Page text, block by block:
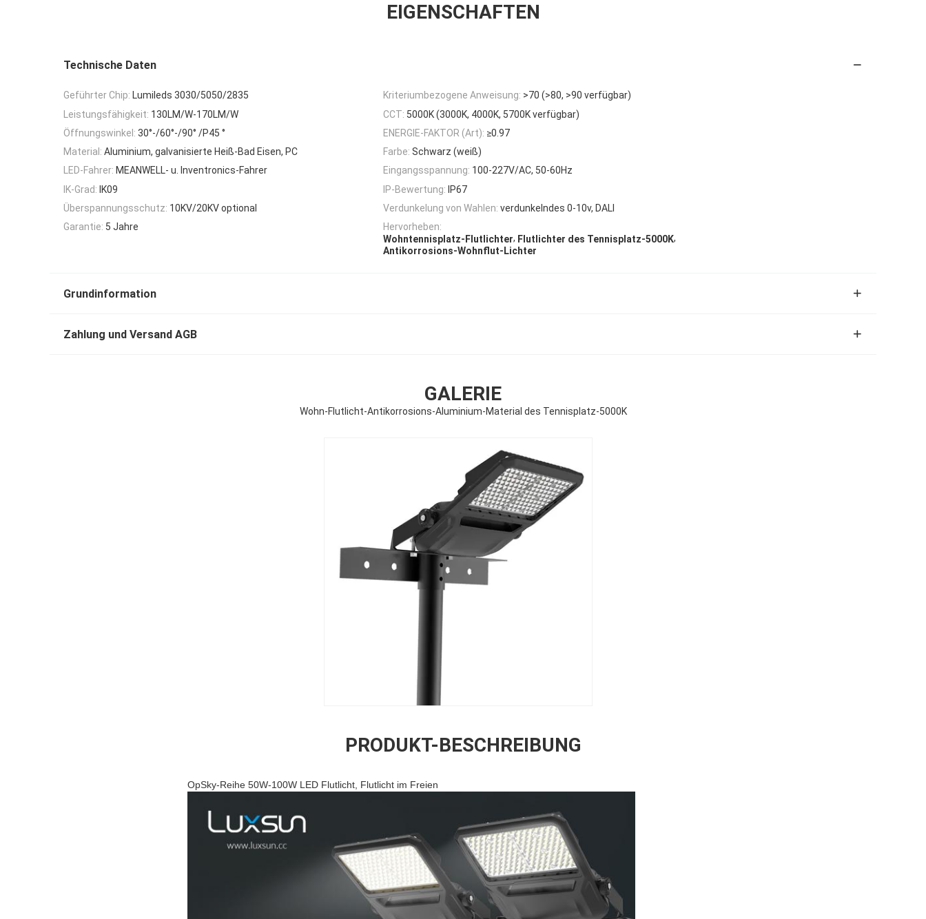
EIGENSCHAFTEN
Technische Daten
Geführter Chip: Lumileds 3030/5050/2835 Kriteriumbezogene Anweisung: >70 (>80, >90 verfügbar)
Leistungsfähigkeit: 130LM/W-170LM/W CCT: 5000K (3000K, 4000K, 5700K verfügbar)
Öffnungswinkel: 30°-/60°-/90° /P45 ° ENERGIE-FAKTOR (Art): ≥0.97
Material: Aluminium, galvanisierte Heiß-Bad Eisen, PC Farbe: Schwarz (weiß)
LED-Fahrer: MEANWELL- u. Inventronics-Fahrer Eingangsspannung: 100-227V/AC, 50-60Hz
IK-Grad: IK09 IP-Bewertung: IP67
Überspannungsschutz: 10KV/20KV optional Verdunkelung von Wahlen: verdunkelndes 0-10v, DALI
Garantie: 5 Jahre
Hervorheben:
Wohntennisplatz-Flutlichter, Flutlichter des Tennisplatz-5000K,
Antikorrosions-Wohnflut-Lichter
Grundinformation
Zahlung und Versand AGB
GALERIE
Wohn-Flutlicht-Antikorrosions-Aluminium-Material des Tennisplatz-5000K
PRODUKT-BESCHREIBUNG
OpSky-Reihe 50W-100W LED Flutlicht, Flutlicht im Freien